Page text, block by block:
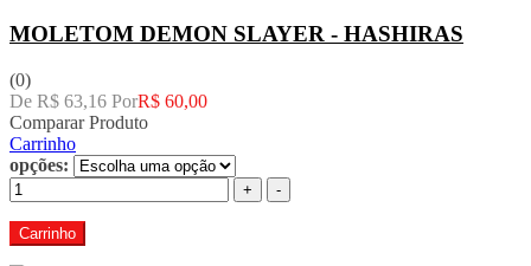
MOLETOM DEMON SLAYER - HASHIRAS
(0)
De R$ 63,16 PorR$ 60,00
Comparar Produto
Carrinho
opções:
+ -
Carrinho